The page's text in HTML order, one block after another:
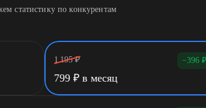
статистику по конкурентам
1 195 ₽ −396 ₽
799 ₽ в месяц